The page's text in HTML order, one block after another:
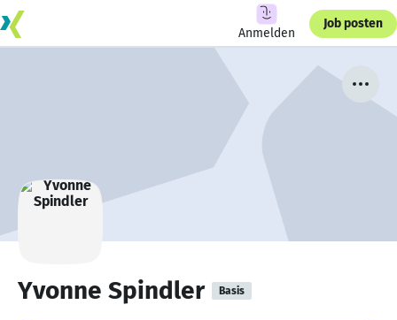
Anmelden
Job posten
Yvonne Spindler Basis